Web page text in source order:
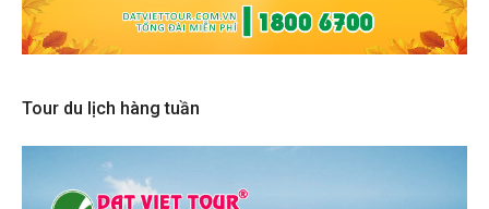
Tour du lịch hàng tuần